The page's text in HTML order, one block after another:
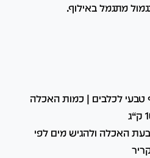
מתגמל באילוף.
טבעי לכלבים | כמות האכלה
האכלה ולהגיש מים לפי